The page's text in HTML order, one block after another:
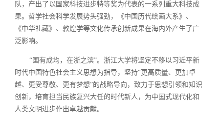
队，产出了以国家科技进步特等奖为代表的一系列重大科技成
果。哲学社会科学发展势头强劲，《中国历代绘画大系》、
《中华礼藏》、敦煌学等文化传承创新成果在海内外产生了广
泛影响。
“国有成均，在浙之滨”。浙江大学将坚定不移以习近平新
时代中国特色社会主义思想为指导，坚持“更高质量、更加卓
越、更受尊敬、更有梦想”的战略导向，致力于思想引领和知识
创新，培育担当民族复兴大任的时代新人，为中国式现代化和
人类文明进步作出卓越贡献。